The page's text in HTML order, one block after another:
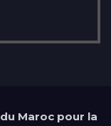
Maroc pour la